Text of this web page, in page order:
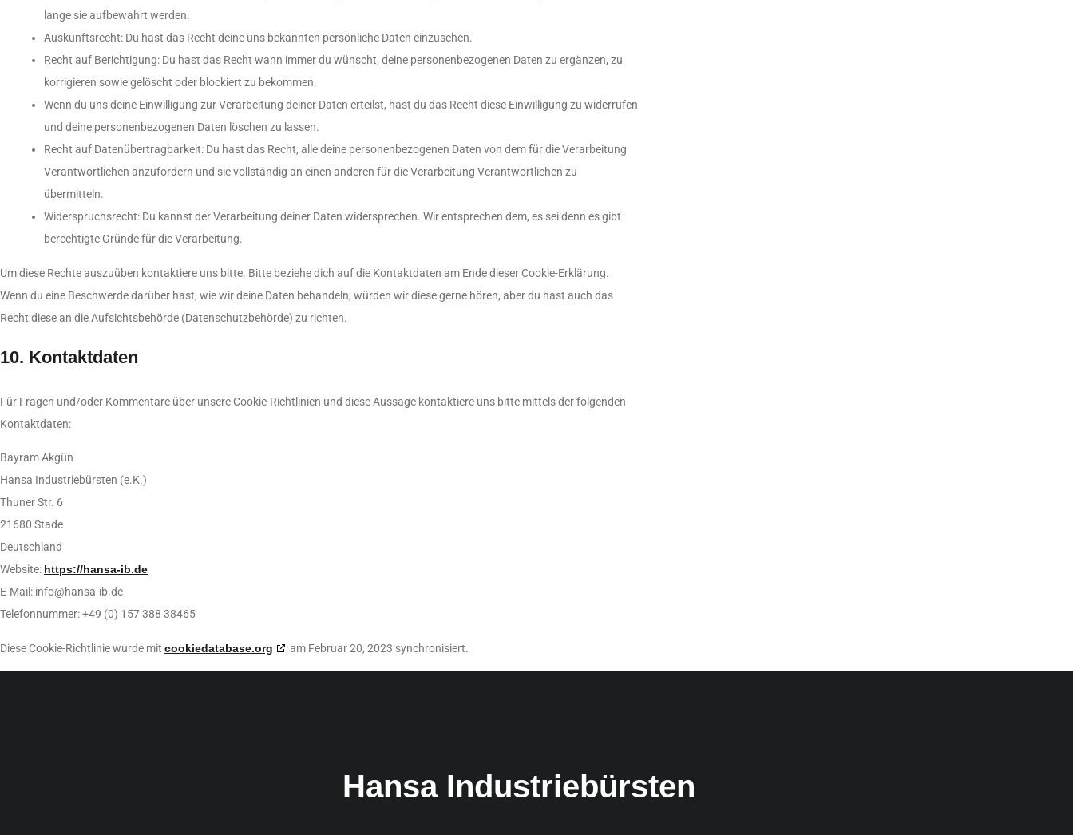
lange sie aufbewahrt werden.
Auskunftsrecht: Du hast das Recht deine uns bekannten persönliche Daten einzusehen.
Recht auf Berichtigung: Du hast das Recht wann immer du wünscht, deine personenbezogenen Daten zu ergänzen, zu
korrigieren sowie gelöscht oder blockiert zu bekommen.
Wenn du uns deine Einwilligung zur Verarbeitung deiner Daten erteilst, hast du das Recht diese Einwilligung zu widerrufen
und deine personenbezogenen Daten löschen zu lassen.
Recht auf Datenübertragbarkeit: Du hast das Recht, alle deine personenbezogenen Daten von dem für die Verarbeitung
Verantwortlichen anzufordern und sie vollständig an einen anderen für die Verarbeitung Verantwortlichen zu
übermitteln.
Widerspruchsrecht: Du kannst der Verarbeitung deiner Daten widersprechen. Wir entsprechen dem, es sei denn es gibt
berechtigte Gründe für die Verarbeitung.
Um diese Rechte auszuüben kontaktiere uns bitte. Bitte beziehe dich auf die Kontaktdaten am Ende dieser Cookie-Erklärung.
Wenn du eine Beschwerde darüber hast, wie wir deine Daten behandeln, würden wir diese gerne hören, aber du hast auch das
Recht diese an die Aufsichtsbehörde (Datenschutzbehörde) zu richten.
10. Kontaktdaten
Für Fragen und/oder Kommentare über unsere Cookie-Richtlinien und diese Aussage kontaktiere uns bitte mittels der folgenden
Kontaktdaten:
Bayram Akgün
Hansa Industriebürsten (e.K.)
Thuner Str. 6
21680 Stade
Deutschland
Website: https://hansa-ib.de
E-Mail: info@hansa-ib.de
Telefonnummer: +49 (0) 157 388 38465
Diese Cookie-Richtlinie wurde mit cookiedatabase.org am Februar 20, 2023 synchronisiert.
Hansa Industriebürsten